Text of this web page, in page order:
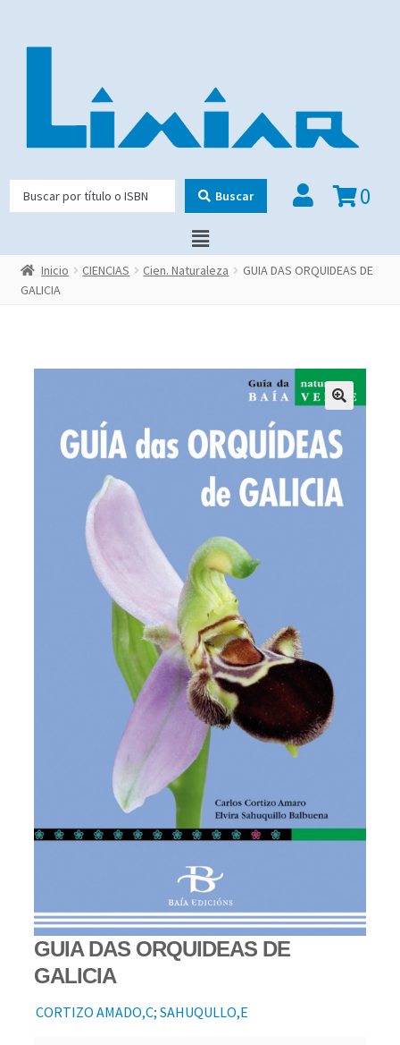
Buscar 0
Inicio CIENCIAS Cien. Naturaleza
GUIA DAS ORQUIDEAS DE
GALICIA
GUIA DAS ORQUIDEAS DE
GALICIA
CORTIZO AMADO,C; SAHUQULLO,E